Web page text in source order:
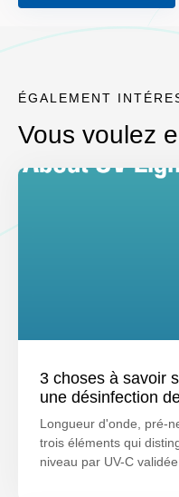
ÉGALEMENT
Vous voulez
3 choses à savoir
une désinfection
Longueur d'onde, pré-
trois éléments qui
niveau par UV-C